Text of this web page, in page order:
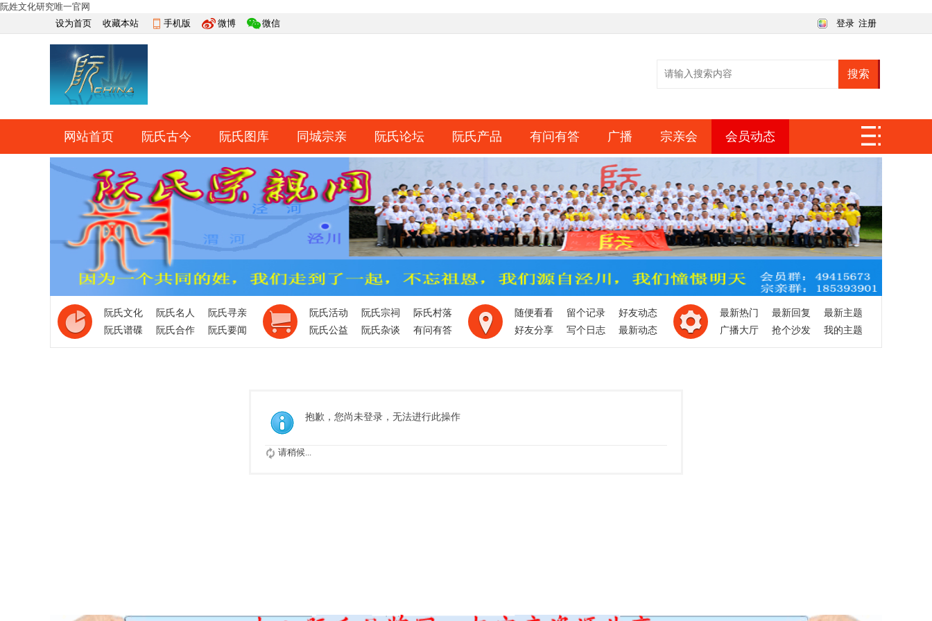
阮姓文化研究唯一官网
设为首页
收藏本站 手机版 微博 微信 登录 注册
搜索
快捷导航
网站首页 阮氏古今 阮氏图库 同城宗亲 阮氏论坛 阮氏产品 有问有答 广播 宗亲会 会员动态
网上祭祀 排行榜 导读 日志
阮氏文化 阮氏名人
阮氏寻亲
阮氏谱碟
阮氏合作 阮氏要闻
阮氏活动 阮氏宗祠
际氏村落
阮氏公益
阮氏杂谈 有问有答
随便看看 留个记录
好友动态
好友分享
写个日志 最新动态
最新热门 最新回复
最新主题
广播大厅
抢个沙发 我的主题
抱歉，您尚未登录，无法进行此操作
请稍候...